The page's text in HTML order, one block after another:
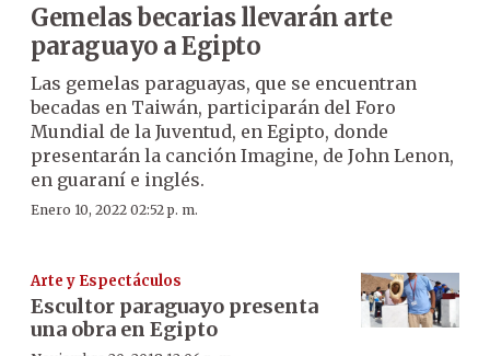
Gemelas becarias llevarán arte
paraguayo a Egipto
Las gemelas paraguayas, que se encuentran
becadas en Taiwán, participarán del Foro
Mundial de la Juventud, en Egipto, donde
presentarán la canción Imagine, de John Lenon,
en guaraní e inglés.
Enero 10, 2022 02:52 p. m.
Arte y Espectáculos
Escultor paraguayo presenta
una obra en Egipto